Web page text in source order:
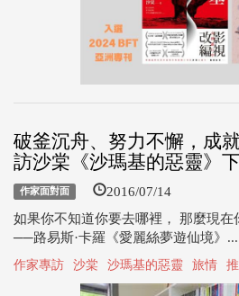
破釜沉舟、努力不懈，成
訪沙棠《沙瑪基的惡靈》
作家面對面 2016/07/14
如果你不知道你要去哪裡， 那麼現在
──路易斯·卡羅《愛麗絲夢遊仙境》...
作家專訪 沙棠 沙瑪基的惡靈 旅情